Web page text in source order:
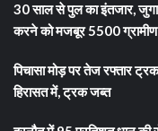
30 साल से पुल का इंतजार,
करने को मजबूर 5500 ग्रामीण
पिचासा मोड़ पर तेज रफ्तार
हिरासत में, ट्रक जब्त